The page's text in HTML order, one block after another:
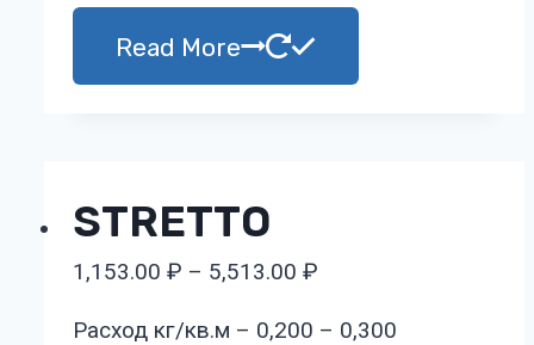
Read More
STRETTO
1,153.00 ₽ – 5,513.00 ₽
Расход кг/кв.м – 0,200 – 0,300